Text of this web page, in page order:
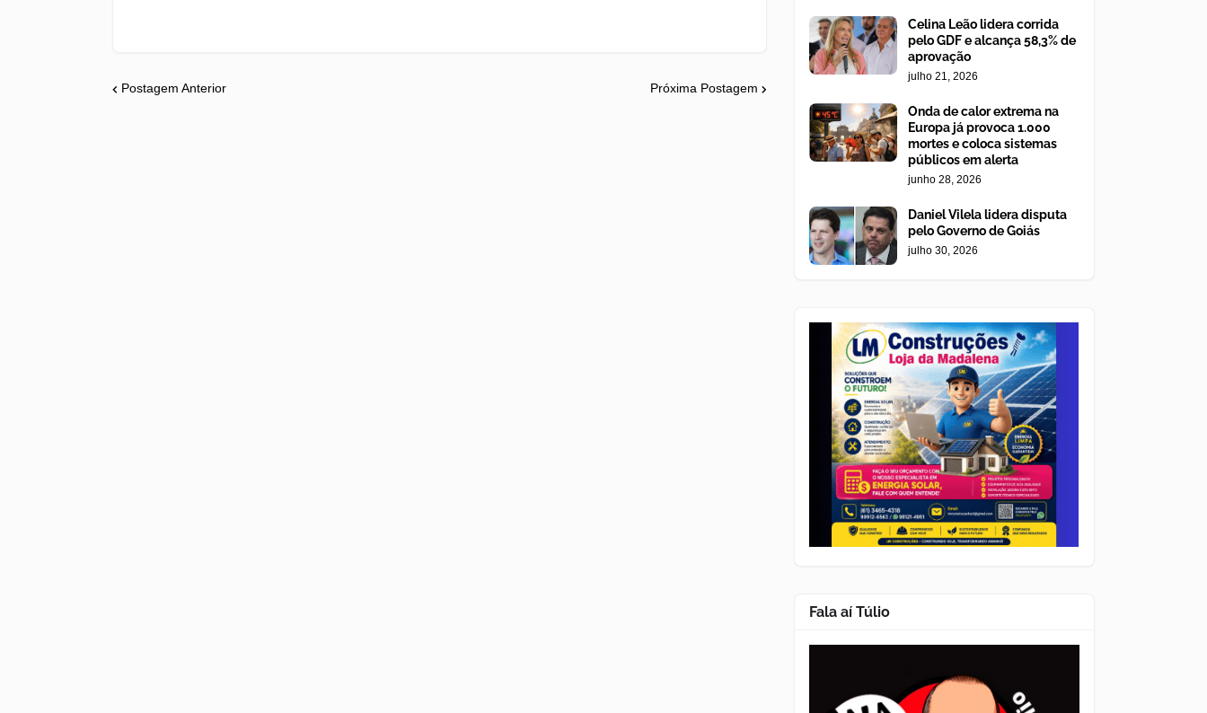
Postagem Anterior Próxima Postagem
Celina Leão lidera corrida
pelo GDF e alcança 58,3% de
aprovação
julho 21, 2026
Onda de calor extrema na
Europa já provoca 1.000
mortes e coloca sistemas
públicos em alerta
junho 28, 2026
Daniel Vilela lidera disputa
pelo Governo de Goiás
julho 30, 2026
Fala aí Túlio